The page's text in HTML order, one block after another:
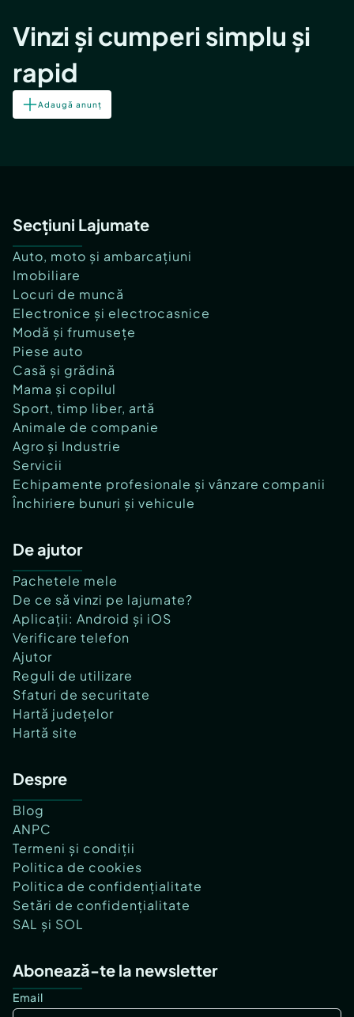
Vinzi și cumperi simplu și
rapid
Adaugă anunț
Secțiuni Lajumate
Auto, moto și ambarcațiuni
Imobiliare
Locuri de muncă
Electronice și electrocasnice
Modă și frumusețe
Piese auto
Casă și grădină
Mama și copilul
Sport, timp liber, artă
Animale de companie
Agro și Industrie
Servicii
Echipamente profesionale și vânzare companii
Închiriere bunuri și vehicule
De ajutor
Pachetele mele
De ce să vinzi pe lajumate?
Aplicații: Android și iOS
Verificare telefon
Ajutor
Reguli de utilizare
Sfaturi de securitate
Hartă județelor
Hartă site
Despre
Blog
ANPC
Termeni și condiții
Politica de cookies
Politica de confidențialitate
Setări de confidențialitate
SAL și SOL
Abonează-te la newsletter
Email